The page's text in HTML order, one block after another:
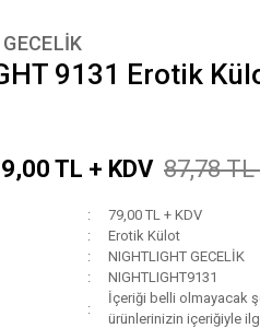
9131 Erotik
TL + KDV 87,78 TL
79,00 TL + KDV
Erotik Külot
NIGHTLIGHT GECELİK
NIGHTLIGHT9131
İçeriği belli olmayacak
ürünlerinizin içeriğiyle